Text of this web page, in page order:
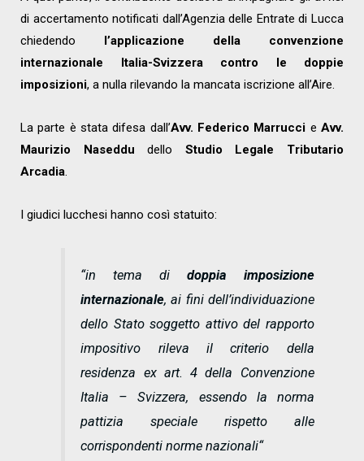
di accertamento notificati dall’Agenzia delle Entrate di Lucca
chiedendo l’applicazione della convenzione
internazionale Italia-Svizzera contro le doppie
imposizioni, a nulla rilevando la mancata iscrizione all’Aire.
La parte è stata difesa dall’Avv. Federico Marrucci eAvv.
Maurizio Naseddu dello Studio Legale Tributario
Arcadia.
I giudici lucchesi hanno così statuito:
“in tema di doppia imposizione
internazionale, ai fini dell’individuazione
dello Stato soggetto attivo del rapporto
impositivo rileva il criterio della
residenza ex art. 4 della Convenzione
Italia – Svizzera, essendo la norma
pattizia speciale rispetto alle
corrispondenti norme nazionali“